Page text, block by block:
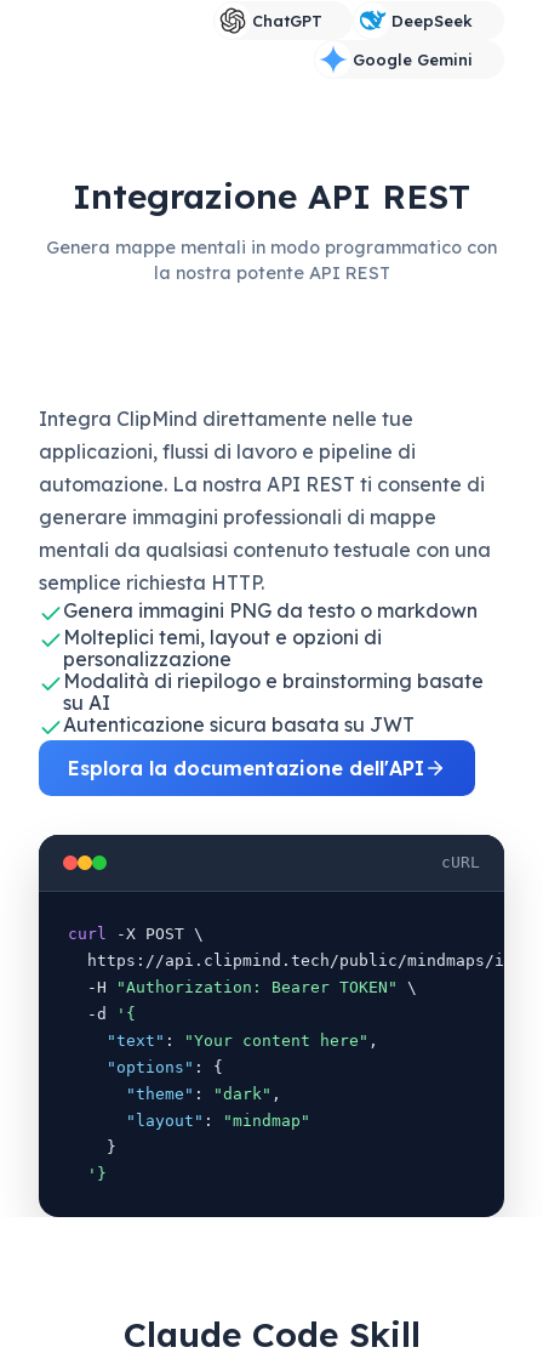
ChatGPT
DeepSeek
Google Gemini
Integrazione API REST
Genera mappe mentali in modo programmatico con
la nostra potente API REST
Integra ClipMind direttamente nelle tue
applicazioni, flussi di lavoro e pipeline di
automazione. La nostra API REST ti consente di
generare immagini professionali di mappe
mentali da qualsiasi contenuto testuale con una
semplice richiesta HTTP.
Genera immagini PNG da testo o markdown
Molteplici temi, layout e opzioni di
personalizzazione
Modalità di riepilogo e brainstorming basate
su AI
Autenticazione sicura basata su JWT
Esplora la documentazione dell'API
cURL
curl -X POST \
https://api.clipmind.tech/public/mindmaps/
-H
"Authorization: Bearer TOKEN"
\
-d
' {
"text" : "Your content here" ,
"options" : {
"theme" : "dark" ,
"layout" :
"mindmap"
}
' }
Claude Code Skill